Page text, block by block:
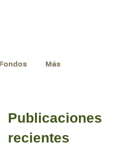
Fondos Más
Publicaciones
recientes